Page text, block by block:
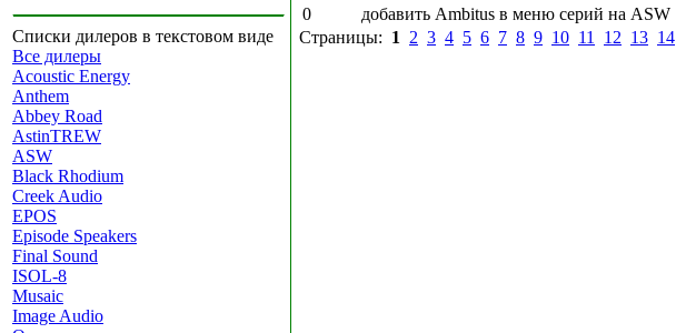
Списки дилеров в текстовом виде
Все дилеры
Acoustic Energy
Anthem
Abbey Road
AstinTREW
ASW
Black Rhodium
Creek Audio
EPOS
Episode Speakers
Final Sound
ISOL-8
Musaic
Image Audio
0
добавить Ambitus в меню серий на ASW
Страницы: 1 2 3 4 5 6 7 8 9 10 11 12 13 14